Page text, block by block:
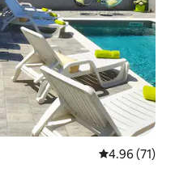
レビュー71
4.96 (71)